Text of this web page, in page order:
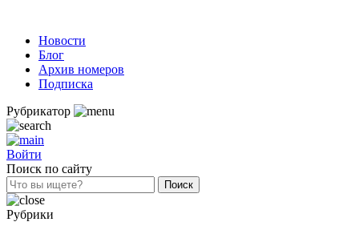
Новости
Блог
Архив номеров
Подписка
Рубрикатор
Войти
Поиск по сайту
Рубрики